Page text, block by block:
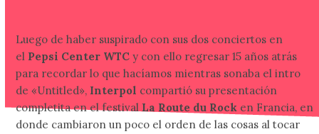
Luego de haber suspirado con sus dos conciertos en
el Pepsi Center WTC y con ello regresar 15 años atrás
para recordar lo que hacíamos mientras sonaba el intro
de «Untitled», Interpol compartió su presentación
completita en el festival La Route du Rock en Francia, en
donde cambiaron un poco el orden de las cosas al tocar